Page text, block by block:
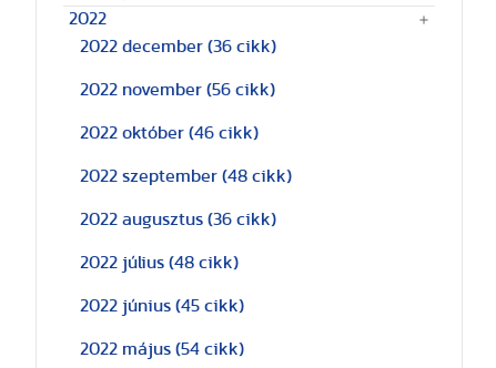
2022
2022 december (36 cikk)
2022 november (56 cikk)
2022 október (46 cikk)
2022 szeptember (48 cikk)
2022 augusztus (36 cikk)
2022 július (48 cikk)
2022 június (45 cikk)
2022 május (54 cikk)